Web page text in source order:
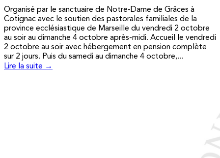
Organisé par le sanctuaire de Notre-Dame de Grâces à
Cotignac avec le soutien des pastorales familiales de la
province ecclésiastique de Marseille du vendredi 2 octobre
au soir au dimanche 4 octobre après-midi. Accueil le vendredi
2 octobre au soir avec hébergement en pension complète
sur 2 jours. Puis du samedi au dimanche 4 octobre,...
Lire la suite →